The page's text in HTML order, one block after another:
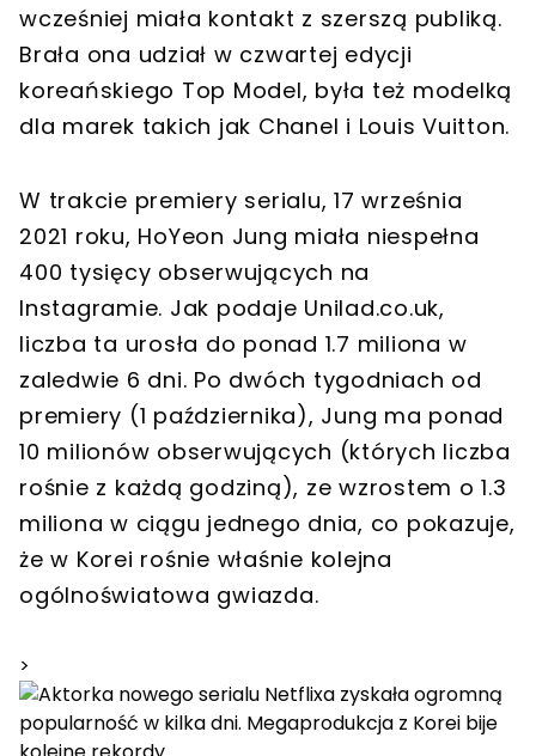
wcześniej miała kontakt z szerszą publiką.
Brała ona udział w czwartej edycji
koreańskiego Top Model, była też modelką
dla marek takich jak Chanel i Louis Vuitton.
W trakcie premiery serialu, 17 września
2021 roku, HoYeon Jung miała niespełna
400 tysięcy obserwujących na
Instagramie. Jak podaje Unilad.co.uk,
liczba ta urosła do ponad 1.7 miliona w
zaledwie 6 dni. Po dwóch tygodniach od
premiery (1 października), Jung ma ponad
10 milionów obserwujących (których liczba
rośnie z każdą godziną), ze wzrostem o 1.3
miliona w ciągu jednego dnia, co pokazuje,
że w Korei rośnie właśnie kolejna
ogólnoświatowa gwiazda.
>